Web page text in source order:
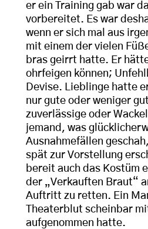
er ein Training gab war
vorbereitet. Es war
wenn er sich mal aus
mit einem der vielen
bras geirrt hatte. Er
ohrfeigen können;
Devise. Lieblinge hatte
nur gute oder weniger
zuverlässige oder
jemand, was
Ausnahmefällen
spät zur Vorstellung
bereit auch das Kostüm
der „Verkauften Braut“
Auftritt zu retten. Ein
Theaterblut scheinbar
aufgenommen hatte.